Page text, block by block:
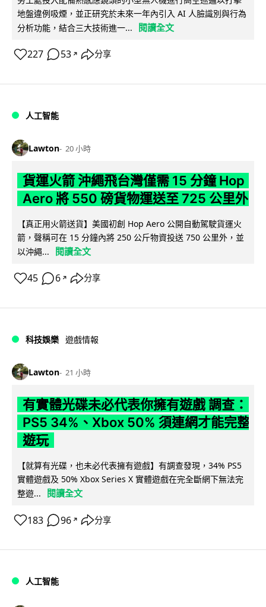
地盤違例吸煙，並正研究於未來一年內引入 AI 人臉識別與行為
分析功能，結合三大技術進一...
閱讀全文
227 53 ↗ 分享
人工智能
Lawton 20 小時
貨運火箭 沖繩飛台灣僅需 15 分鐘 Hop
Aero 將 550 磅貨物運送至 725 公里外
【真正用火箭送貨】美國初創 Hop Aero 公開自動駕駛貨運火
箭，聲稱可在 15 分鐘內將 250 公斤物資投送 750 公里外，並
以沖繩...
閱讀全文
45 6 ↗ 分享
科技娛樂 遊戲情報
Lawton 21 小時
有實體光碟未必代表你擁有遊戲 調查：
PS5 34%、Xbox 50% 須連網才能完整
遊玩
【就算有光碟，也未必代表擁有遊戲】有調查發現，34% PS5
實體遊戲及 50% Xbox Series X 實體遊戲在完全斷網下無法完
整遊...
閱讀全文
183 96 ↗ 分享
人工智能